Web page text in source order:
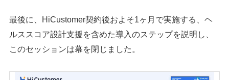
最後に、HiCustomer契約後およそ1ヶ月で実施する、ヘ
ルススコア設計支援を含めた導入のステップを説明し、
このセッションは幕を閉じました。